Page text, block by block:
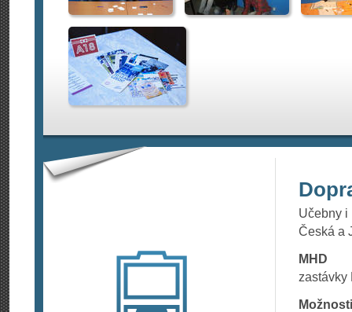
Učebny
Česká a
MHD
zastávky